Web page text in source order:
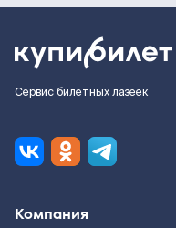
Сервис билетных лазеек
Компания